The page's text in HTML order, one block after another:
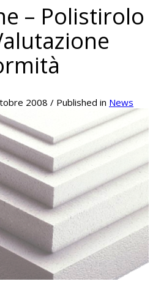
– Polistirolo
2008 / Published in News